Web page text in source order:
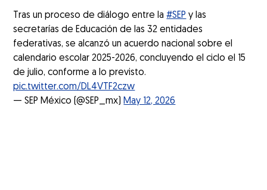
Tras un proceso de diálogo entre la#SEP y las
secretarías de Educación de las 32 entidades
federativas, se alcanzó un acuerdo nacional sobre el
calendario escolar 2025-2026, concluyendo el ciclo el 15
de julio, conforme a lo previsto.
pic.twitter.com/DL4VTF2czw
— SEP México (@SEP_mx) May 12, 2026